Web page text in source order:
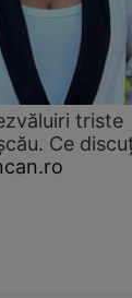
triste
Ce